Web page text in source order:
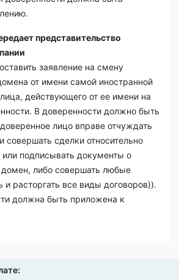
представительство
заявление на смену
от имени самой иностранной
действующего от ее имени на
В доверенности должно быть
лицо вправе отчуждать
совершать сделки относительно
подписывать документы о
либо совершать любые
и расторгать все виды договоров)).
должна быть приложена к